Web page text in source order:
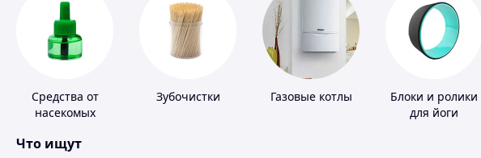
Средства от
насекомых
Зубочистки Газовые котлы
Блоки и ролики
для йоги
Что ищут